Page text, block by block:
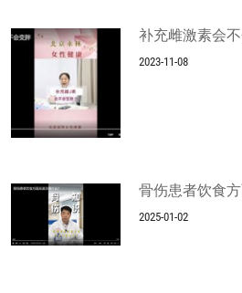
补充雌激素会
2023-11-08
骨伤患者饮食
2025-01-02